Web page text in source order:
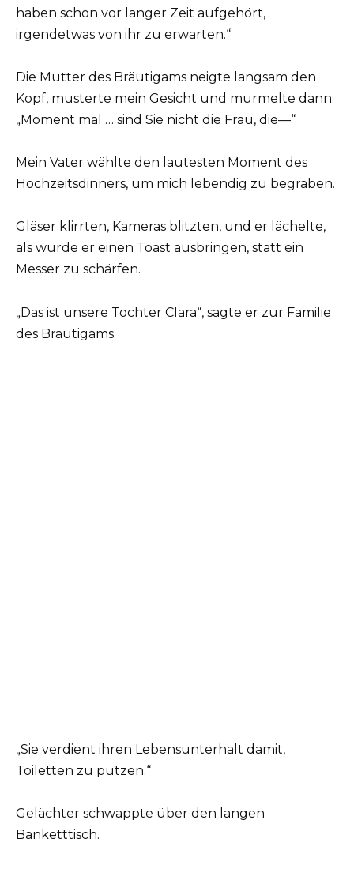
haben schon vor langer Zeit aufgehört,
irgendetwas von ihr zu erwarten.“
Die Mutter des Bräutigams neigte langsam den
Kopf, musterte mein Gesicht und murmelte dann:
„Moment mal … sind Sie nicht die Frau, die—“
Mein Vater wählte den lautesten Moment des
Hochzeitsdinners, um mich lebendig zu begraben.
Gläser klirrten, Kameras blitzten, und er lächelte,
als würde er einen Toast ausbringen, statt ein
Messer zu schärfen.
„Das ist unsere Tochter Clara“, sagte er zur Familie
des Bräutigams.
„Sie verdient ihren Lebensunterhalt damit,
Toiletten zu putzen.“
Gelächter schwappte über den langen
Banketttisch.